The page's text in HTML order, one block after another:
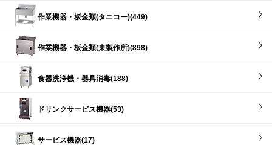
作業機器・板金類(タニコー)(449)
作業機器・板金類(東製作所)(898)
食器洗浄機・器具消毒(188)
ドリンクサービス機器(53)
サービス機器(17)